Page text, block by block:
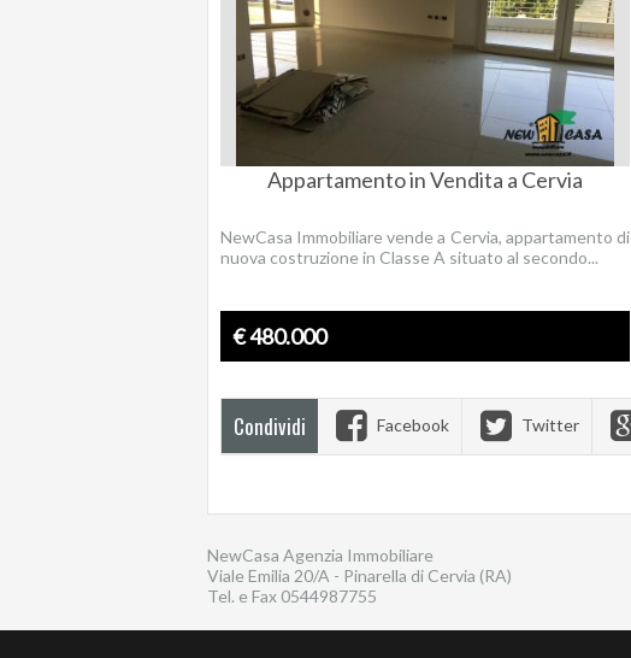
Appartamento in Vendita a Cervia
NewCasa Immobiliare vende a Cervia, appartamento di
nuova costruzione in Classe A situato al secondo...
€ 480.000
Condividi Facebook Twitter
NewCasa Agenzia Immobiliare
Viale Emilia 20/A - Pinarella di Cervia (RA)
Tel. e Fax 0544987755